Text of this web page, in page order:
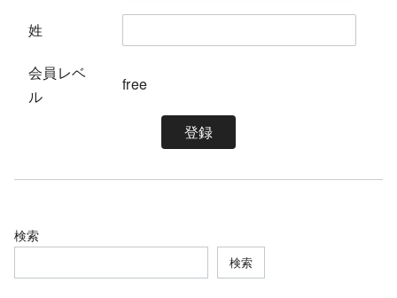
姓
会員レベ
ル
free
検索
検索